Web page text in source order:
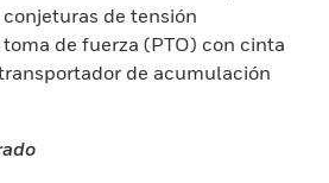
de tensión
de fuerza (PTO) con cinta
de acumulación